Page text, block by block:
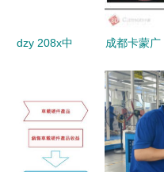
dzy 208x中
产厂家信息
——上海上
继科技
成都卡蒙广
术服务与立
体视觉研发
专家